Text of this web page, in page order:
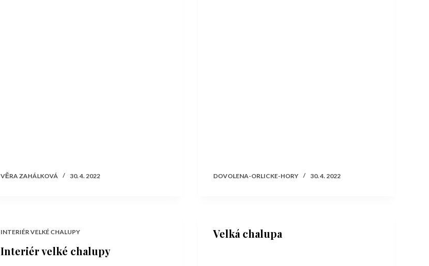
VĚRA ZAHÁLKOVÁ 30. 4. 2022 DOVOLENA-ORLICKE-HORY 30. 4. 2022
INTERIÉR VELKÉ CHALUPY
Interiér velké chalupy
Velká chalupa